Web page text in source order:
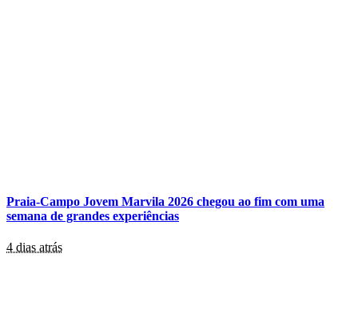
Praia-Campo Jovem Marvila 2026 chegou ao fim com uma
semana de grandes experiências
4 dias atrás